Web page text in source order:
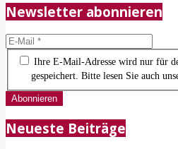
Newsletter abonnieren
Ihre E-Mail-Adresse wird nur für
gespeichert. Bitte lesen Sie auch
Neueste Beiträge